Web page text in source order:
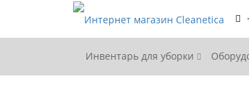
Инвентарь для уборки